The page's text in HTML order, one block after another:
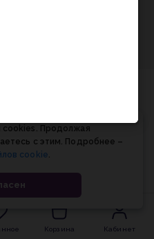
Корзина Кабинет
cookies. Продолжая
с этим. Подробнее –
cookie.